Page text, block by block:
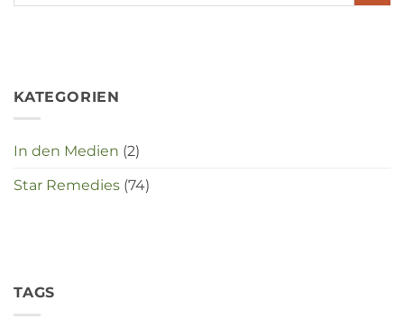
in
KATEGORIEN
In den Medien (2)
Star Remedies (74)
TAGS